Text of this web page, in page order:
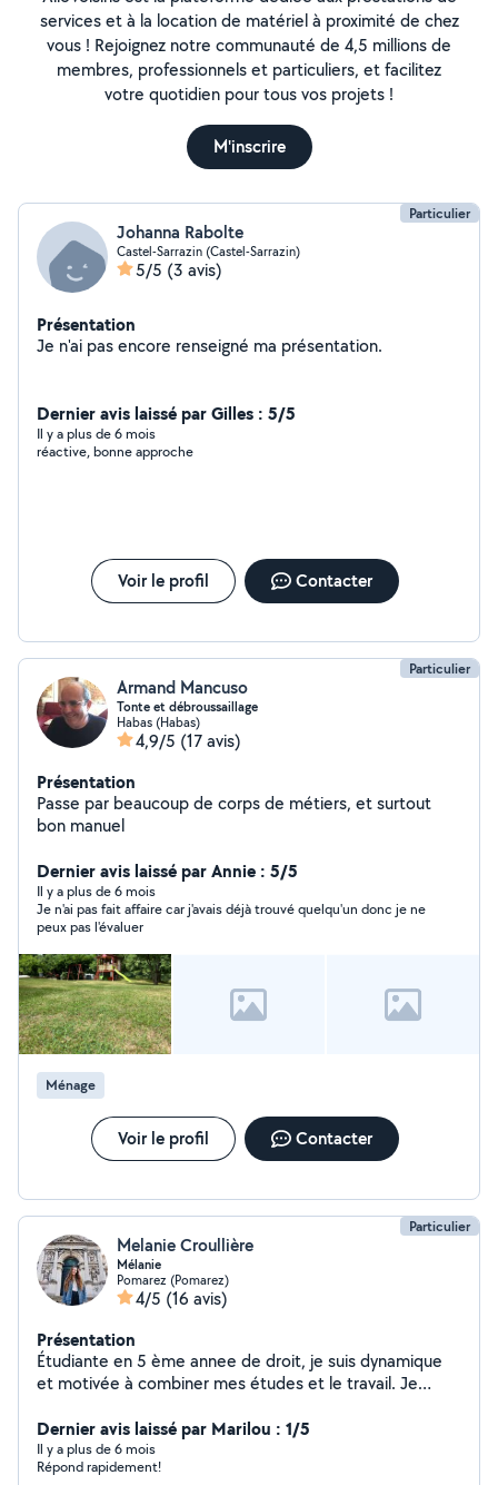
services et à la location de matériel à proximité de chez
vous ! Rejoignez notre communauté de 4,5 millions de
membres, professionnels et particuliers, et facilitez
votre quotidien pour tous vos projets !
M'inscrire
Particulier
Johanna Rabolte
Castel-Sarrazin (Castel-Sarrazin)
5/5 (3 avis)
Présentation
Je n'ai pas encore renseigné ma présentation.
Dernier avis laissé par Gilles : 5/5
Il y a plus de 6 mois
réactive, bonne approche
Voir le profil Contacter
Particulier
Armand Mancuso
Tonte et débroussaillage
Habas (Habas)
4,9/5 (17 avis)
Présentation
Passe par beaucoup de corps de métiers, et surtout
bon manuel
Dernier avis laissé par Annie : 5/5
Il y a plus de 6 mois
Je n'ai pas fait affaire car j'avais déjà trouvé quelqu'un donc je ne
peux pas l'évaluer
Ménage
Voir le profil Contacter
Particulier
Melanie Croullière
Mélanie
Pomarez (Pomarez)
4/5 (16 avis)
Présentation
Étudiante en 5 ème annee de droit, je suis dynamique
et motivée à combiner mes études et le travail. Je
devoirs et baby-sittings. N hésitez pas à me contacter
Dernier avis laissé par Marilou : 1/5
Il y a plus de 6 mois
Répond rapidement!